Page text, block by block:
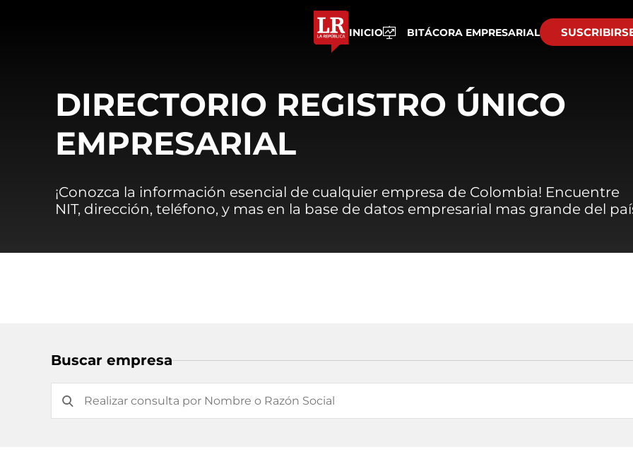
INICIO BITÁCORA EMPRESARIAL
DIRECTORIO REGISTRO ÚNICO
EMPRESARIAL
¡Conozca la información esencial de cualquier empresa de Colombia! Encuentre
NIT, dirección, teléfono, y mas en la base de datos empresarial mas grande del
Buscar empresa